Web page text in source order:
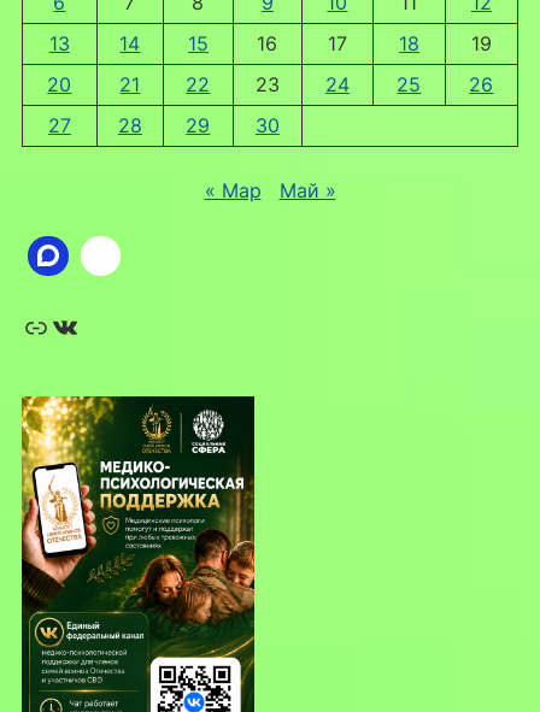
13
14 15 16 17 18
19
20
21 22 23 24 25
26
27
28 29 30
« Мар Май »
Ссылка